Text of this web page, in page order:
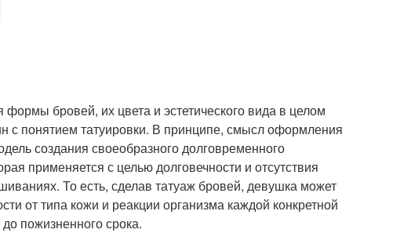
бровей, их цвета и эстетического вида в целом
с понятием татуировки. В принципе, смысл оформления
создания своеобразного долговременного
применяется с целью долговечности и отсутствия
То есть, сделав татуаж бровей, девушка может
от типа кожи и реакции организма каждой конкретной
пожизненного срока.